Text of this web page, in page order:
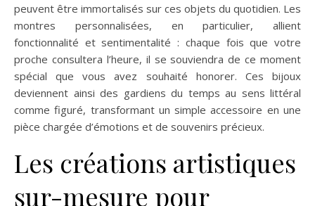
peuvent être immortalisés sur ces objets du quotidien. Les
montres personnalisées, en particulier, allient
fonctionnalité et sentimentalité : chaque fois que votre
proche consultera l’heure, il se souviendra de ce moment
spécial que vous avez souhaité honorer. Ces bijoux
deviennent ainsi des gardiens du temps au sens littéral
comme figuré, transformant un simple accessoire en une
pièce chargée d’émotions et de souvenirs précieux.
Les créations artistiques
sur-mesure pour